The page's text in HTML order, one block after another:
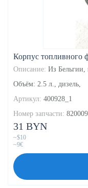
Корпус топливного
Описание: Из Бельгии,
Объём: 2.5 л., дизель,
Артикул: 400928_1
Номер запчасти:
31 BYN
~$10
~9€